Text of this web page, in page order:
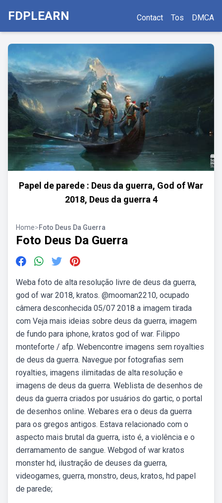
FDPLEARN Contact Tos DMCA
Papel de parede : Deus da guerra, God of War
2018, Deus da guerra 4
Home>Foto Deus Da Guerra
Foto Deus Da Guerra
Weba foto de alta resolução livre de deus da guerra,
god of war 2018, kratos. @mooman2210, ocupado
câmera desconhecida 05/07 2018 a imagem tirada
com Veja mais ideias sobre deus da guerra, imagem
de fundo para iphone, kratos god of war. Filippo
monteforte / afp. Webencontre imagens sem royalties
de deus da guerra. Navegue por fotografias sem
royalties, imagens ilimitadas de alta resolução e
imagens de deus da guerra. Weblista de desenhos de
deus da guerra criados por usuários do gartic, o portal
de desenhos online. Webares era o deus da guerra
para os gregos antigos. Estava relacionado com o
aspecto mais brutal da guerra, isto é, a violência e o
derramamento de sangue. Webgod of war kratos
monster hd, ilustração de deuses da guerra,
videogames, guerra, monstro, deus, kratos, hd papel
de parede;